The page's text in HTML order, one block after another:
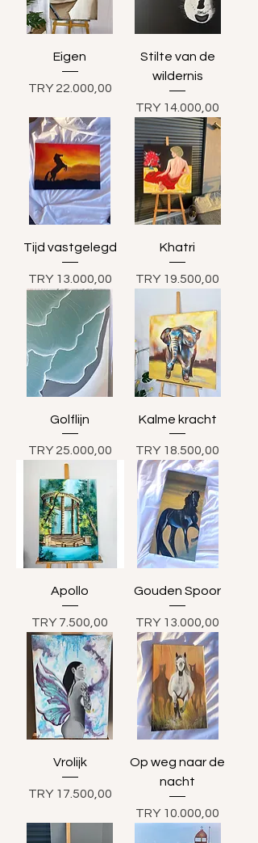
Eigen
Prijs
TRY 22.000,00
Stilte van de
wildernis
Prijs
TRY 14.000,00
Tijd vastgelegd
Prijs
TRY 13.000,00
Khatri
Prijs
TRY 19.500,00
Golflijn
Prijs
TRY 25.000,00
Kalme kracht
Prijs
TRY 18.500,00
Apollo
Prijs
TRY 7.500,00
Gouden Spoor
Prijs
TRY 13.000,00
Vrolijk
Prijs
TRY 17.500,00
Op weg naar de
nacht
Prijs
TRY 10.000,00